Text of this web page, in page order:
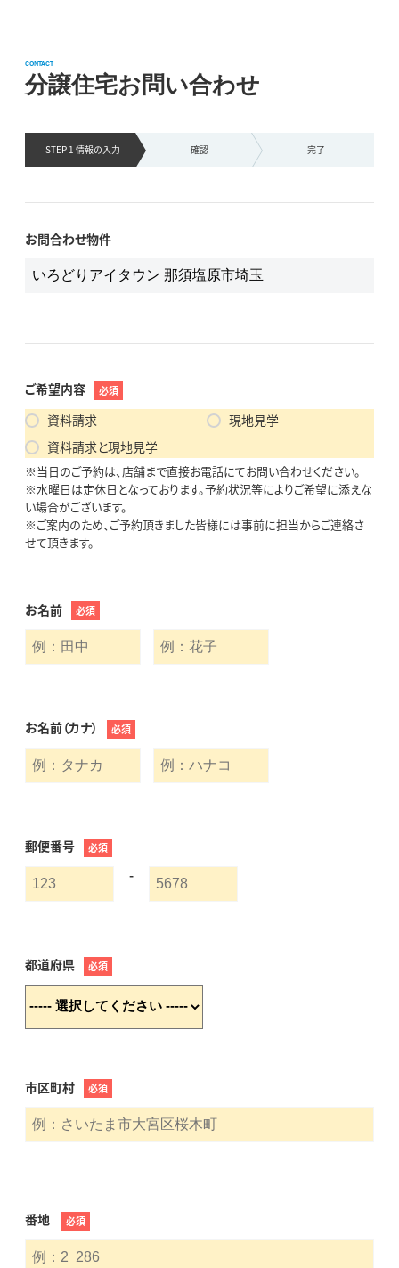
分譲住宅お問い合わせ
CONTACT
STEP 1 情報の入力 確認 完了
お問合わせ物件
ご希望内容 必須
資料請求
現地見学
資料請求と現地見学
※当日のご予約は、店舗まで直接お電話にてお問い合わせください。
※水曜日は定休日となっております。予約状況等によりご希望に添えな
い場合がございます。
※ご案内のため、ご予約頂きました皆様には事前に担当からご連絡さ
せて頂きます。
お名前 必須
お名前（カナ） 必須
郵便番号 必須
-
都道府県 必須
市区町村 必須
番地 必須